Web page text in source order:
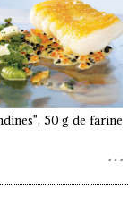
50 g de farine